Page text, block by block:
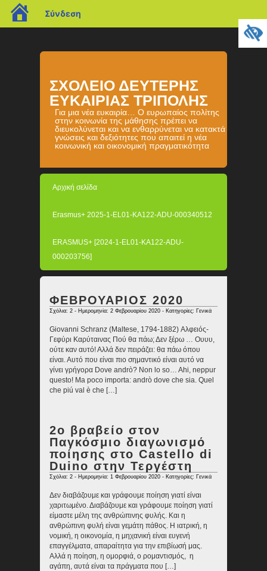
blogs.sch.gr
Σύνδεση
ΣΧΟΛΕΙΟ ΔΕΥΤΕΡΗΣ
ΕΥΚΑΙΡΙΑΣ ΤΡΙΠΟΛΗΣ
Για μια νέα ευκαιρία… Ο ευρωπαίος πολίτης
στην κοινωνία της μάθησης πρέπει να
διευκολύνεται και να ενθαρρύνεται να κατακτά
γνώσεις και δεξιότητες που απαιτεί η νέα
κοινωνική και οικονομική πραγματικότητα
Αρχική σελίδα
Erasmus+ 2025-1-EL01-KA122-ADU-000340512
ERASMUS+ [2024-1-EL01-KA122-ADU-
000203756]
ΦΕΒΡΟΥΑΡΙΟΣ 2020
Σχόλια: 2 - Ημερομηνία: 2 Φεβρουαρίου 2020 - Κατηγορίες: Γενικά
Giovanni Schranz (Maltese, 1794-1882) Αλφειός-
Γεφύρι Καρύταινας Πού θα πάω; Δεν ξέρω … Oυυυ,
ούτε καν αυτό! Αλλά δεν πειράζει: θα πάω όπου
είναι. Αυτό που είναι πιο σημαντικό είναι αυτό να
γίνει γρήγορα Dove andrò? Non lo so… Ahi, neppur
questo! Ma poco importa: andrò dove che sia. Quel
che piú val è che […]
2ο βραβείο στον
Παγκόσμιο διαγωνισμό
ποίησης στο Castello di
Duino στην Τεργέστη
Σχόλια: 2 - Ημερομηνία: 1 Φεβρουαρίου 2020 - Κατηγορίες: Γενικά
Δεν διαβάζουμε και γράφουμε ποίηση γιατί είναι
χαριτωμένο. Διαβάζουμε και γράφουμε ποίηση γιατί
είμαστε μέλη της ανθρώπινης φυλής. Και η
ανθρώπινη φυλή είναι γεμάτη πάθος. Η ιατρική, η
νομική, η οικονομία, η μηχανική είναι ευγενή
επαγγέλματα, απαραίτητα για την επιβίωσή μας.
Αλλά η ποίηση, η ομορφιά, ο ρομαντισμός, η
αγάπη, αυτά είναι τα πράγματα που […]